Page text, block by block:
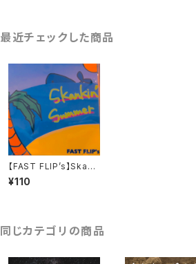
最近チェックした商品
【FAST FLIP’s】Skank
in' Summer
¥110
同じカテゴリの商品